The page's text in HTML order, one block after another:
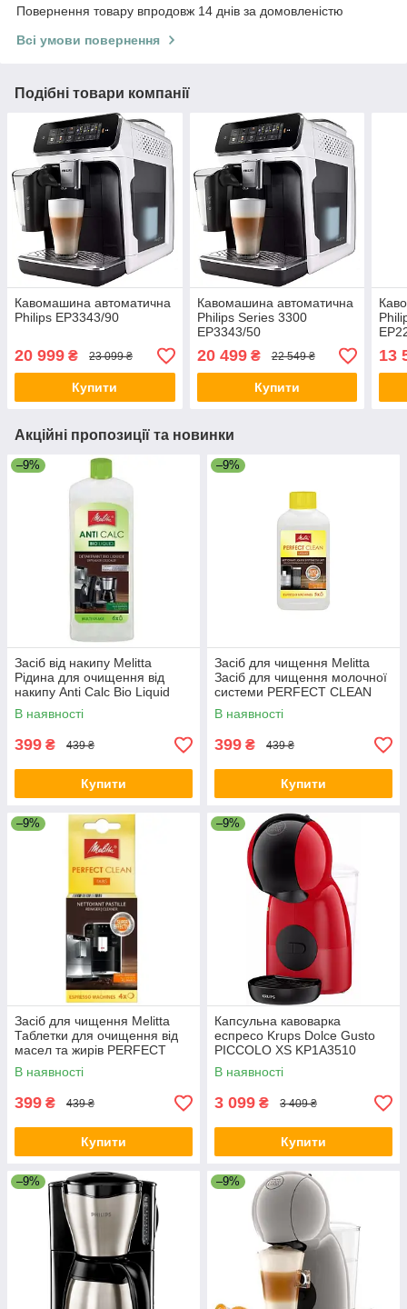
Повернення товару впродовж 14 днів за домовленістю
Всі умови повернення
Подібні товари компанії
Кавомашина автоматична
Philips EP3343/90
20 999 ₴ 23 099 ₴
Купити
Кавомашина автоматична
Philips Series 3300
EP3343/50
20 499₴ 22 549 ₴
Купити
13
Акційні пропозиції та новинки
–9%
Засіб від накипу Melitta
Рідина для очищення від
накипу Anti Calc Bio Liquid
250 мл
В наявності
399 ₴ 439 ₴
Купити
–9%
Засіб для чищення Melitta
Засіб для чищення молочної
системи PERFECT CLEAN
250 мл (4006508202034)
В наявності
399 ₴ 439 ₴
Купити
–9%
Засіб для чищення Melitta
Таблетки для очищення від
масел та жирів PERFECT
CLEAN 4 шт х 1,8 г
(4006508178599)
В наявності
399 ₴ 439 ₴
Купити
–9%
Капсульна кавоварка
еспресо Krups Dolce Gusto
PICCOLO XS KP1A3510
В наявності
3 099 ₴ 3 409 ₴
Купити
–9% –9%